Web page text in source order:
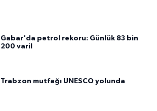
Gabar'da petrol rekoru: Günlük 83 bin
200 varil
Trabzon mutfağı UNESCO yolunda